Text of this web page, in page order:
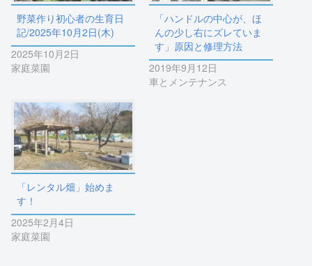
野菜作り初心者の生育日
記/2025年10月2日(木)
2025年10月2日
家庭菜園
「ハンドルの中心が、ほ
んの少し右にズレていま
す」原因と修理方法
2019年9月12日
車とメンテナンス
「レンタル畑」始めま
す！
2025年2月4日
家庭菜園